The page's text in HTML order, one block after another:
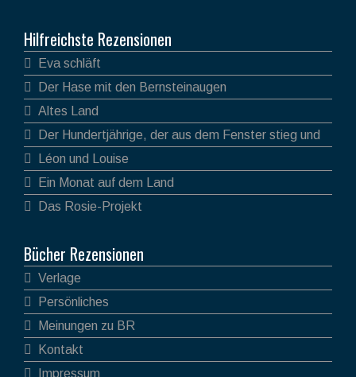
Hilfreichste Rezensionen
Eva schläft
Der Hase mit den Bernsteinaugen
Altes Land
Der Hundertjährige, der aus dem Fenster stieg und
verschwand
Léon und Louise
Ein Monat auf dem Land
Das Rosie-Projekt
Bücher Rezensionen
Verlage
Persönliches
Meinungen zu BR
Kontakt
Impressum